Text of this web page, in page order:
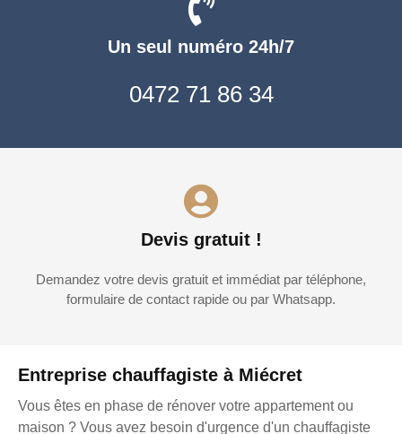
Entreprise chauffagiste à Miécret
Vous êtes en phase de rénover votre appartement ou
maison ? Vous avez besoin d'urgence d'un chauffagiste
Un seul numéro 24h/7
0472 71 86 34
Devis gratuit !
Demandez votre devis gratuit et immédiat par téléphone,
formulaire de contact rapide ou par Whatsapp.